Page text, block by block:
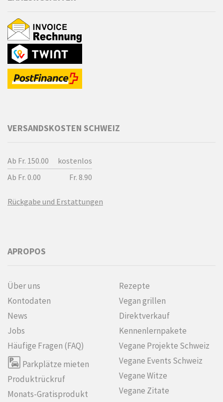
VERSANDSKOSTEN SCHWEIZ
Ab Fr. 150.00
kostenlos
Ab Fr. 0.00
Fr. 8.90
Rückgabe und Erstattungen
APROPOS
Über uns
Kontodaten
News
Jobs
Häufige Fragen (FAQ)
Parkplätze mieten
Produktrückruf
Monats-Gratisprodukt
Rezepte
Vegan grillen
Direktverkauf
Kennenlern­pakete
Vegane Projekte Schweiz
Vegane Events Schweiz
Vegane Witze
Vegane Zitate